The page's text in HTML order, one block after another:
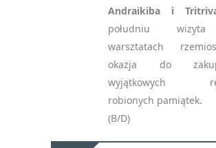
Andraikiba i
południu
warsztatach
okazja do
wyjątkowych
robionych pamiątek.
(B/D)